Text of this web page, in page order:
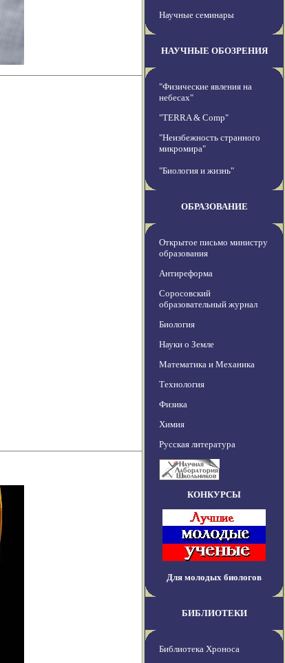
Научные семинары
НАУЧНЫЕ ОБОЗРЕНИЯ
"Физические явления на
небесах"
"TERRA & Comp"
"Неизбежность странного
микромира"
"Биология и жизнь"
ОБРАЗОВАНИЕ
Открытое письмо министру
образования
Антиреформа
Соросовский
образовательный журнал
Биология
Науки о Земле
Математика и Механика
Технология
Физика
Химия
Русская литература
КОНКУРСЫ
Для молодых биологов
БИБЛИОТЕКИ
Библиотека Хроноса